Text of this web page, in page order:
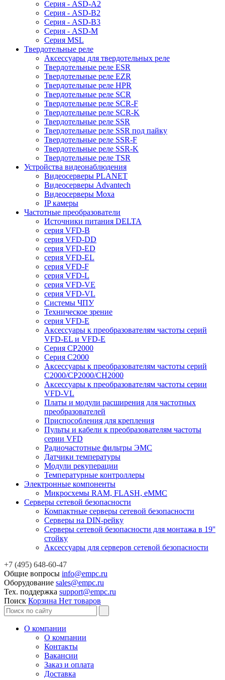
Серия - ASD-A2
Серия - ASD-B2
Серия - ASD-B3
Серия - ASD-M
Серия MSL
Твердотельные реле
Аксессуары для твердотельных реле
Твердотельные реле ESR
Твердотельные реле EZR
Твердотельные реле HPR
Твердотельные реле SCR
Твердотельные реле SCR-F
Твердотельные реле SCR-K
Твердотельные реле SSR
Твердотельные реле SSR под пайку
Твердотельные реле SSR-F
Твердотельные реле SSR-K
Твердотельные реле TSR
Устройства видеонаблюдения
Видеосерверы PLANET
Видеосерверы Advantech
Видеосерверы Moxa
IP камеры
Частотные преобразователи
Источники питания DELTA
серия VFD-B
серия VFD-DD
серия VFD-ED
серия VFD-EL
серия VFD-F
серия VFD-L
серия VFD-VE
серия VFD-VL
Системы ЧПУ
Техническое зрение
серия VFD-E
Аксессуары к преобразователям частоты серий
VFD-EL и VFD-E
Серия CP2000
Серия C2000
Аксессуары к преобразователям частоты серий
С2000/CP2000/CH2000
Аксессуары к преобразователям частоты серии
VFD-VL
Платы и модули расширения для частотных
преобразователей
Приспособления для крепления
Пульты и кабели к преобразователям частоты
серии VFD
Радиочастотные фильтры ЭМС
Датчики температуры
Модули рекуперации
Температурные контроллеры
Электронные компоненты
Микросхемы RAM, FLASH, eMMC
Серверы сетевой безопасности
Компактные серверы сетевой безопасности
Серверы на DIN-рейку
Серверы сетевой безопасности для монтажа в 19''
стойку
Аксессуары для серверов сетевой безопасности
+7 (495) 648-60-47
Общие вопросы info@empc.ru
Оборудование sales@empc.ru
Тех. поддержка support@empc.ru
Поиск Корзина Нет товаров
О компании
О компании
Контакты
Вакансии
Заказ и оплата
Доставка